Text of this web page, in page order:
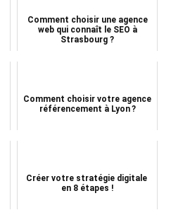
Comment choisir une agence
web qui connaît le SEO à
Strasbourg ?
Comment choisir votre agence
référencement à Lyon ?
Créer votre stratégie digitale
en 8 étapes !